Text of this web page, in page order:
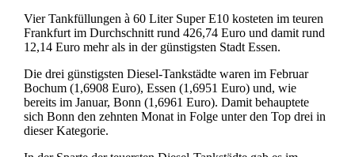
Vier Tankfüllungen à 60 Liter Super E10 kosteten im teuren
Frankfurt im Durchschnitt rund 426,74 Euro und damit rund
12,14 Euro mehr als in der günstigsten Stadt Essen.
Die drei günstigsten Diesel-Tankstädte waren im Februar
Bochum (1,6908 Euro), Essen (1,6951 Euro) und, wie
bereits im Januar, Bonn (1,6961 Euro). Damit behauptete
sich Bonn den zehnten Monat in Folge unter den Top drei in
dieser Kategorie.